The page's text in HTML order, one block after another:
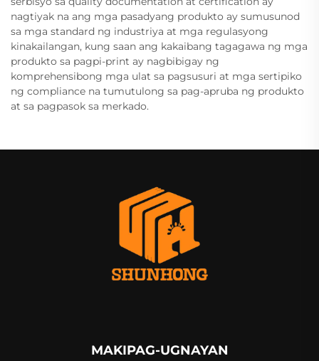
nagtiyak na ang mga pasadyang produkto ay sumusunod
sa mga standard ng industriya at mga regulasyong
kinakailangan, kung saan ang kakaibang tagagawa ng mga
produkto sa pagpi-print ay nagbibigay ng
komprehensibong mga ulat sa pagsusuri at mga sertipiko
ng compliance na tumutulong sa pag-apruba ng produkto
at sa pagpasok sa merkado.
MAKIPAG-UGNAYAN